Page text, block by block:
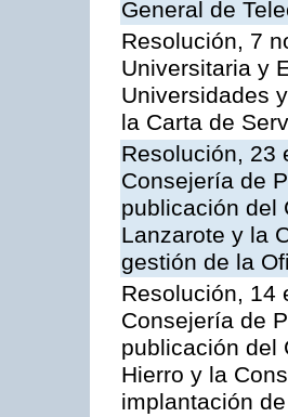
General de
Resolución, 7
Universitaria y
Universidades
la Carta de
Resolución, 23
Consejería de
publicación del
Lanzarote y la
gestión de la
Resolución, 14
Consejería de
publicación del
Hierro y la
implantación